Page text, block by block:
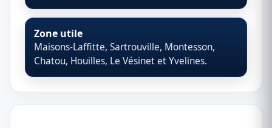
Zone utile
Maisons-Laffitte, Sartrouville, Montesson,
Chatou, Houilles, Le Vésinet et Yvelines.